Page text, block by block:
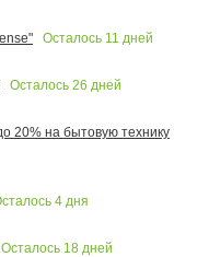
Осталось 11 дней
Осталось 26 дней
20% на бытовую технику
4 дня
Осталось 18 дней